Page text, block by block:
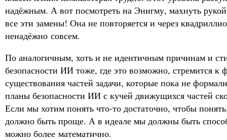
надёжным. А вот посмотреть на Энигму, махнуть
все эти замены! Она не повторяется и через
ненадёжно совсем.
По аналогичным, хоть и не идентичным причинам и
безопасности ИИ тоже, где это возможно, стремится к
существования частей задачи, которые пока не
планы безопасности ИИ с кучей движущихся частей
Если мы хотим понять что-то достаточно, чтобы
должно быть проще. А в идеале мы должны быть
можно более математично.